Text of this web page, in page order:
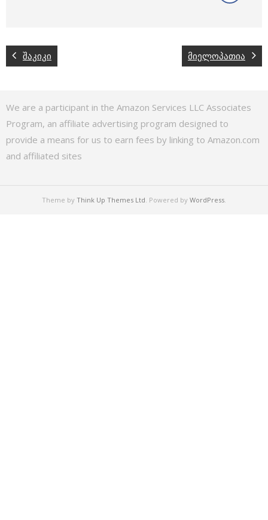
შაკიკი მიელოპათია
We are a participant in the Amazon Services LLC Associates
Program, an affiliate advertising program designed to
provide a means for us to earn fees by linking to Amazon.com
and affiliated sites
Theme by Think Up Themes Ltd . Powered by WordPress